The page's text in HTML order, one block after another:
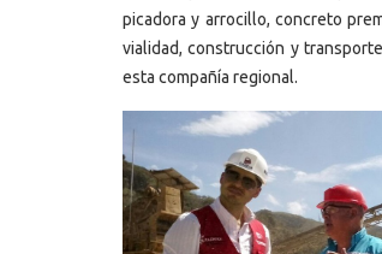
picadora y arrocillo, concreto
vialidad, construcción y
esta compañía regional.